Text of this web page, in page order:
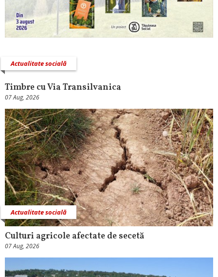
Actualitate socială
Timbre cu Via Transilvanica
07 Aug, 2026
Actualitate socială
Culturi agricole afectate de secetă
07 Aug, 2026